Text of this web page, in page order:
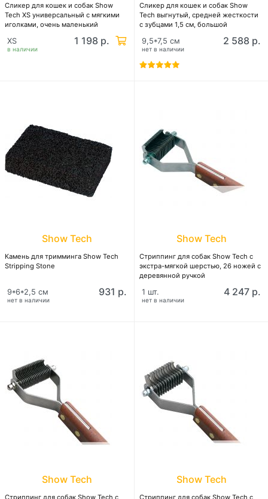
Сликер для кошек и собак Show
Tech XS универсальный с мягкими
иголками, очень маленький
в наличии
XS 1 198 р.
Сликер для кошек и собак Show
Tech выгнутый, средней жесткости
с зубцами 1,5 см, большой
нет в наличии
9,5*7,5 см 2 588 р.
Show Tech
Камень для тримминга Show Tech
Stripping Stone
нет в наличии
9*6*2,5 см 931 р.
Show Tech
Стриппинг для собак Show Tech с
экстра-мягкой шерстью, 26 ножей с
деревянной ручкой
нет в наличии
1 шт. 4 247 р.
Show Tech Show Tech